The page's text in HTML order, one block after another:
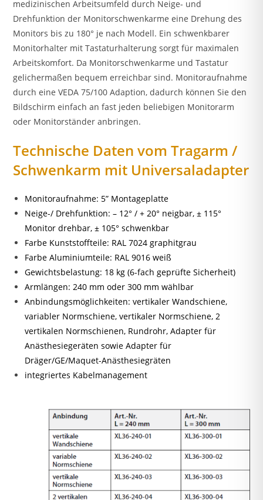
medizinischen Arbeitsumfeld durch Neige- und
Drehfunktion der Monitorschwenkarme eine Drehung des
Monitors bis zu 180° je nach Modell. Ein schwenkbarer
Monitorhalter mit Tastaturhalterung sorgt für maximalen
Arbeitskomfort. Da Monitorschwenkarme und Tastatur
gelichermaßen bequem erreichbar sind. Monitoraufnahme
durch eine VEDA 75/100 Adaption, dadurch können Sie den
Bildschirm einfach an fast jeden beliebigen Monitorarm
oder Monitorständer anbringen.
Technische Daten vom Tragarm /
Schwenkarm mit Universaladapter
Monitoraufnahme: 5” Montageplatte
Neige-/ Drehfunktion: – 12° / + 20° neigbar, ± 115°
Monitor drehbar, ± 105° schwenkbar
Farbe Kunststoffteile: RAL 7024 graphitgrau
Farbe Aluminiumteile: RAL 9016 weiß
Gewichtsbelastung: 18 kg (6-fach geprüfte Sicherheit)
Armlängen: 240 mm oder 300 mm wählbar
Anbindungsmöglichkeiten: vertikaler Wandschiene,
variabler Normschiene, vertikaler Normschiene, 2
vertikalen Normschienen, Rundrohr, Adapter für
Anästhesiegeräten sowie Adapter für
Dräger/GE/Maquet-Anästhesiegräten
integriertes Kabelmanagement